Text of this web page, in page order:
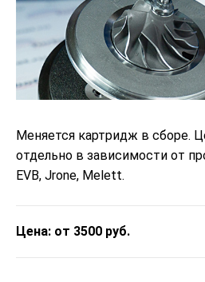
Меняется картридж в сборе.
отдельно в зависимости от
EVB, Jrone, Melett.
Цена: от 3500 руб.